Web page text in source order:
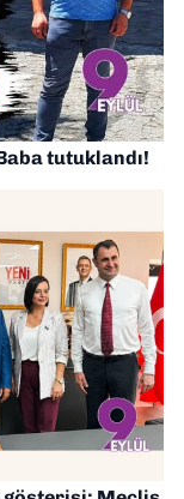
tutuklandı!